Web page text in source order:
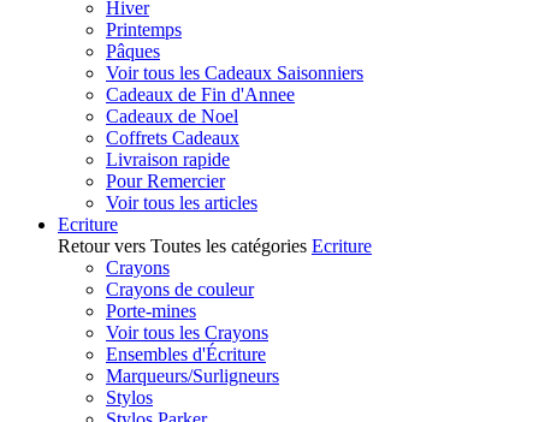
Hiver
Printemps
Pâques
Voir tous les Cadeaux Saisonniers
Cadeaux de Fin d'Annee
Cadeaux de Noel
Coffrets Cadeaux
Livraison rapide
Pour Remercier
Voir tous les articles
Ecriture
Retour vers Toutes les catégories Ecriture
Crayons
Crayons de couleur
Porte-mines
Voir tous les Crayons
Ensembles d'Écriture
Marqueurs/Surligneurs
Stylos